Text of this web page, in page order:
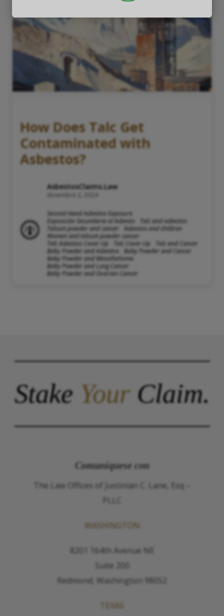
How Does Talc Get
Contaminated with
Asbestos?
AsbestosClaims.Law
diciembre 2, 2024
Second Hand Asbestos Exposure
Exposición Secundaria al Asbesto
Talc and asbestos
Talcum powder and cancer
Asbestos and children
Women and talcum powder cancer
Talc Asbestos Cover-Up
Talc Cover-Up
Talc and Cancer
Baby Powder and Asbestos
Baby Powder and Cancer
Baby Powder and Mesothelioma
Baby Powder and Lung Cancer
Baby Powder and Ovarian Cancer
StakeYourClaim.
Comuníquese con
The Law Offices of Justinian C. Lane, Esq –
PLLC
WASHINGTON
8201 164th Avenue NE
Suite 200
Redmond, Washington 98052
TEXAS